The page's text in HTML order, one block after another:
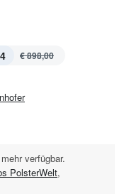
€ 898,00
verfügbar.
PolsterWelt,